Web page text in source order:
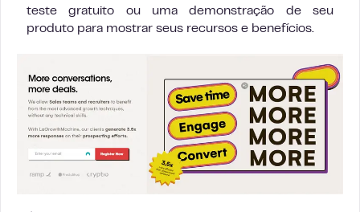
teste gratuito ou uma demonstração de seu
produto para mostrar seus recursos e benefícios.